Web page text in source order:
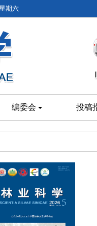
期六
编委会 投稿